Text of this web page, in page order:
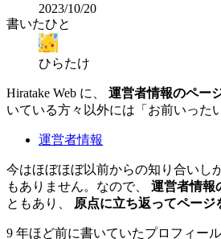
2023/10/20
書いたひと
ひらたけ
Hiratake Web に、 運営者情報のペー
いている方々以外には「お前いった
運営者情報
今はほぼほぼ以前からの知り合いし
もありません。なので、 運営者情報
ともあり、
原点に立ち返ってペー
9 年ほど前に書いていたプロフィー